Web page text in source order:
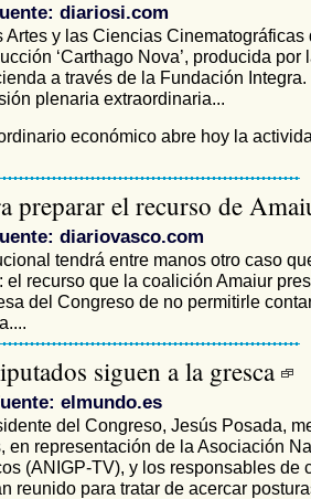
diariosi.com
Artes y las Ciencias Cinematográficas
‘Carthago Nova’, producida por
a través de la Fundación
plenaria extraordinaria...
económico abre hoy la
preparar el recurso de
diariovasco.com
tendrá entre manos otro caso
el recurso que la coalición Amaiur
del Congreso de no permitirle
siguen a la gresca
elmundo.es
del Congreso, Jesús Posada,
en representación de la Asociación
(ANIGP-TV), y los responsables de
reunido para tratar de acercar